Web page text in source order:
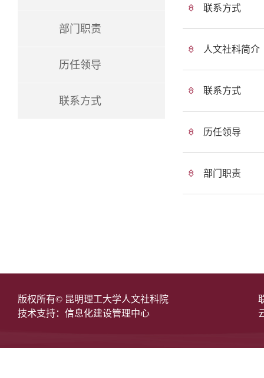
部门职责
历任领导
联系方式
联系方式
人文社科简介
联系方式
历任领导
部门职责
版权所有© 昆明理工大学人文社科院
技术支持：信息化建设管理中心